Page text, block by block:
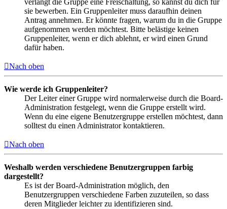
verlangt die Gruppe eine Freischaltung, so kannst du dich für
sie bewerben. Ein Gruppenleiter muss daraufhin deinen
Antrag annehmen. Er könnte fragen, warum du in die Gruppe
aufgenommen werden möchtest. Bitte belästige keinen
Gruppenleiter, wenn er dich ablehnt, er wird einen Grund
dafür haben.
Nach oben
Wie werde ich Gruppenleiter?
Der Leiter einer Gruppe wird normalerweise durch die Board-
Administration festgelegt, wenn die Gruppe erstellt wird.
Wenn du eine eigene Benutzergruppe erstellen möchtest, dann
solltest du einen Administrator kontaktieren.
Nach oben
Weshalb werden verschiedene Benutzergruppen farbig
dargestellt?
Es ist der Board-Administration möglich, den
Benutzergruppen verschiedene Farben zuzuteilen, so dass
deren Mitglieder leichter zu identifizieren sind.